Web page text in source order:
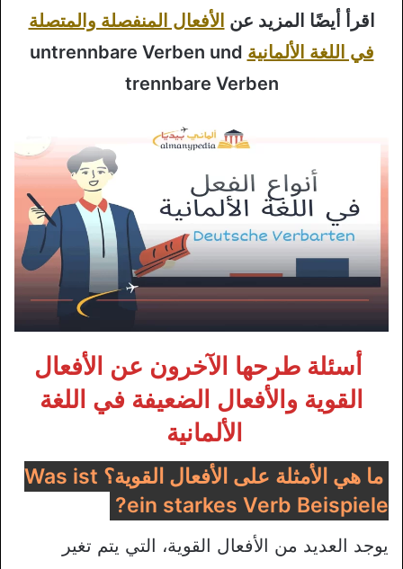
اقرأ أيضًا المزيد عن الأفعال المنفصلة والمتصلة
في اللغة الألمانية untrennbare Verben und
trennbare Verben
أسئلة طرحها الآخرون عن الأفعال
القوية والأفعال الضعيفة في اللغة
الألمانية
ما هي الأمثلة على الأفعال القوية؟ Was ist
ein starkes Verb Beispiele?
يوجد العديد من الأفعال القوية، التي يتم تغير